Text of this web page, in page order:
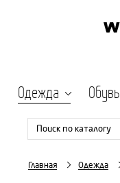
Одежда Обувь
Поиск по каталогу
Главная Одежда